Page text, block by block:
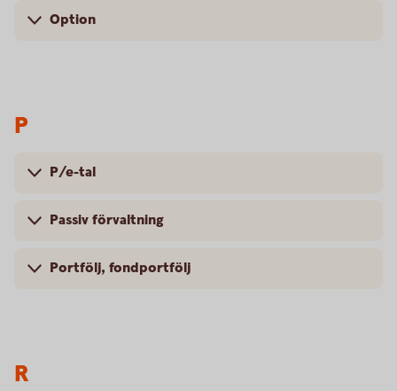
Option
P
P/e-tal
Passiv förvaltning
Portfölj, fondportfölj
R